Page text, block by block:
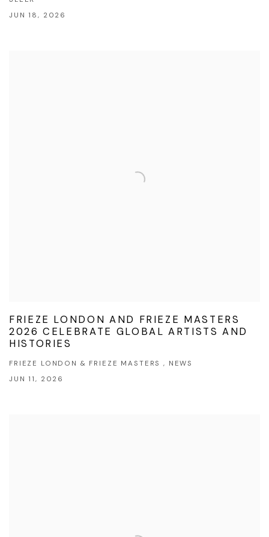
JUN 18, 2026
FRIEZE LONDON AND FRIEZE MASTERS
2026 CELEBRATE GLOBAL ARTISTS AND
HISTORIES
FRIEZE LONDON & FRIEZE MASTERS , NEWS
JUN 11, 2026